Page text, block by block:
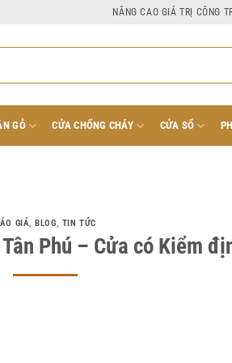
NÂNG CAO GIÁ TRỊ CÔNG
GỖ CỬA CHỐNG CHÁY CỬA SỔ
GIÁ,BLOG, TIN TỨC
Phú – Cửa có Kiểm